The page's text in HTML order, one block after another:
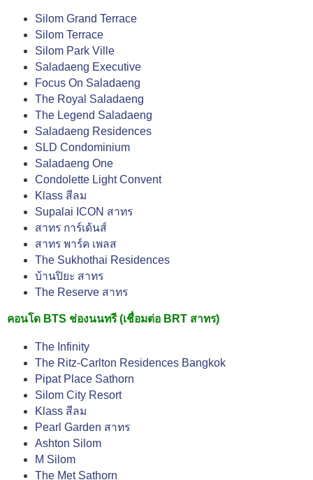
Silom Grand Terrace
Silom Terrace
Silom Park Ville
Saladaeng Executive
Focus On Saladaeng
The Royal Saladaeng
The Legend Saladaeng
Saladaeng Residences
SLD Condominium
Saladaeng One
Condolette Light Convent
Klass สีลม
Supalai ICON สาทร
สาทร การ์เด้นส์
สาทร พาร์ค เพลส
The Sukhothai Residences
บ้านปิยะ สาทร
The Reserve สาทร
คอนโด BTS ช่องนนทรี (เชื่อมต่อ BRT สาทร)
The Infinity
The Ritz-Carlton Residences Bangkok
Pipat Place Sathorn
Silom City Resort
Klass สีลม
Pearl Garden สาทร
Ashton Silom
M Silom
The Met Sathorn